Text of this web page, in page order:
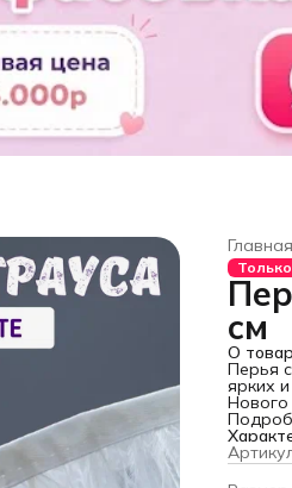
Главная
см
О
Перья
ярких
Нового
цвета,